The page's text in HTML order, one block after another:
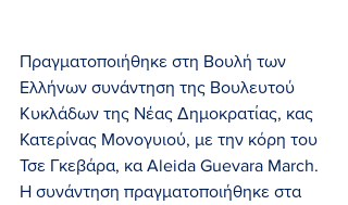
Πραγματοποιήθηκε στη Βουλή των
Ελλήνων συνάντηση της Βουλευτού
Κυκλάδων της Νέας Δημοκρατίας, κας
Κατερίνας Μονογυιού, με την κόρη του
Τσε Γκεβάρα, κα Aleida Guevara March.
Η συνάντηση πραγματοποιήθηκε στα